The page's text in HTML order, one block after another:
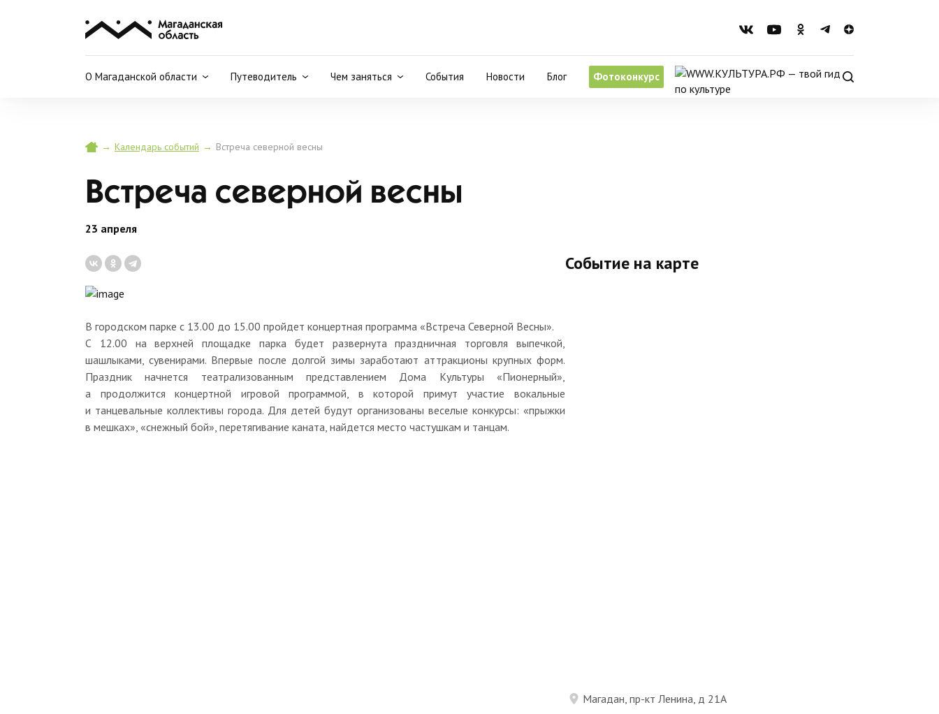
О Магаданской области Путеводитель Чем заняться События Новости Блог Фотоконкурс
→ Календарь событий → Встреча северной весны
Встреча северной весны
23 апреля
В городском парке с 13.00 до 15.00 пройдет концертная программа «Встреча Северной Весны».
С 12.00 на верхней площадке парка будет развернута праздничная торговля выпечкой,
шашлыками, сувенирами. Впервые после долгой зимы заработают аттракционы крупных форм.
Праздник начнется театрализованным представлением Дома Культуры «Пионерный»,
а продолжится концертной игровой программой, в которой примут участие вокальные
и танцевальные коллективы города. Для детей будут организованы веселые конкурсы: «прыжки
в мешках», «снежный бой», перетягивание каната, найдется место частушкам и танцам.
Событие на карте
Магадан, пр-кт Ленина, д 21А